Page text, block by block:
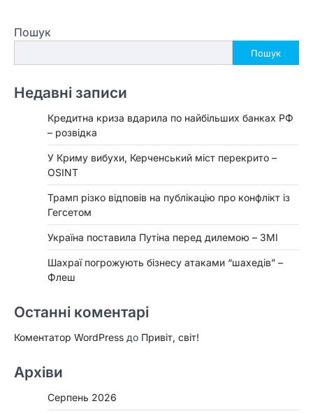
Пошук
Пошук
Недавні записи
Кредитна криза вдарила по найбільших банках РФ
– розвідка
У Криму вибухи, Керченський міст перекрито –
OSINT
Трамп різко відповів на публікацію про конфлікт із
Гегсетом
Україна поставила Путіна перед дилемою – ЗМІ
Шахраї погрожують бізнесу атаками “шахедів” –
Флеш
Останні коментарі
Коментатор WordPress до Привіт, світ!
Архіви
Серпень 2026